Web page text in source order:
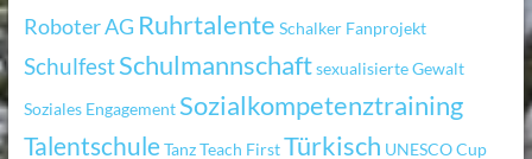
Roboter AG Ruhrtalente Schalker Fanprojekt
SchulfestSchulmannschaftsexualisierte Gewalt
Soziales Engagement Sozialkompetenztraining
TalentschuleTanzTeach FirstTürkisch UNESCO Cup